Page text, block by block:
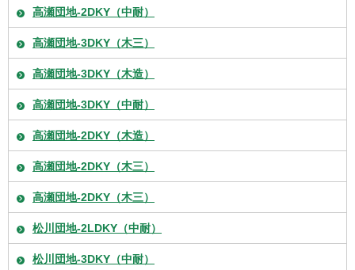
高瀬団地-2DKY（中耐）
高瀬団地-3DKY（木三）
高瀬団地-3DKY（木造）
高瀬団地-3DKY（中耐）
高瀬団地-2DKY（木造）
高瀬団地-2DKY（木三）
高瀬団地-2DKY（木三）
松川団地-2LDKY（中耐）
松川団地-3DKY（中耐）